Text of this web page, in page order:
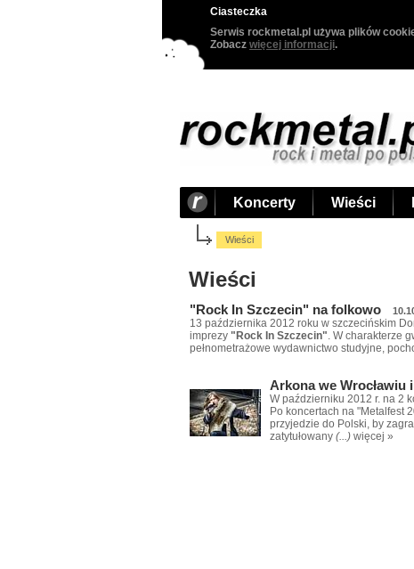
Ciasteczka
Serwis rockmetal.pl używa plików
Zobacz więcej informacji.
Koncerty Wieści
Wieści
Wieści
"Rock In Szczecin" na folkowo
13 października 2012 roku w szczecińskim
imprezy "Rock In Szczecin". W charakterze
pełnometrażowe wydawnictwo studyjne,
Arkona we Wrocławiu
W październiku 2012 r. na 2
Po koncertach na "Metalfest
przyjedzie do Polski, by
zatytułowany (...) więcej »